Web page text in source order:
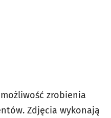
zrobienia
Zdjęcia wykonają